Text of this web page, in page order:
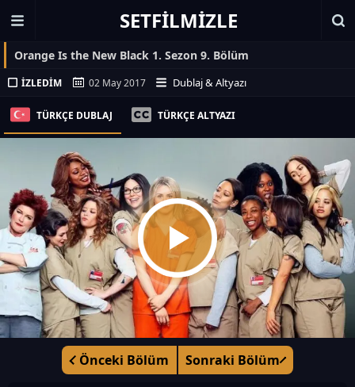
SETFILMIZLE
Orange Is the New Black 1. Sezon 9. Bölüm
İZLEDIM 02 May 2017 Dublaj & Altyazı
TÜRKÇE DUBLAJ TÜRKÇE ALTYAZI
Önceki Bölüm Sonraki Bölüm